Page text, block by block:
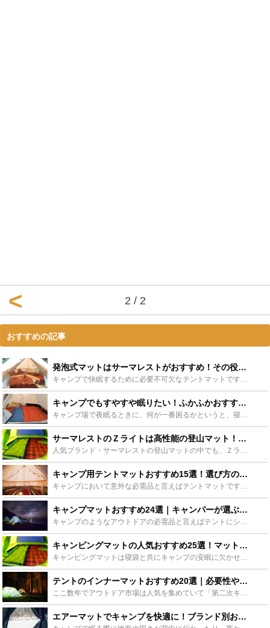
2 / 2
おすすめの記事
発泡式マットはサーマレストがおすすめ！その役割やメリット、人気のZライトソルも！ - Leisurego(レジャーゴー)
キャンプで快眠するために必要不可欠なテントマットですが、発泡式マットを使うならサーマレストがおすすめです。テントマットの2大役割である凸凹対策と断熱を十分に備えているものは他にありません。「初心者は...
キャンプでもすやすや眠りたい！ふかふかおすすめエアマットを紹介します！ - Leisurego(レジャーゴー)
キャンプ場で夜眠るときに、何が一番困るかというと、寝心地です。体の下に石や凹凸があるとなかなか眠れず、疲れも取れません。今回紹介するのは、そんなゴツゴツした地面で寝るときの必需品、エアマットです。エ...
サーマレストのＺライトは高性能の登山マット！類似モデルとの比較も - Leisurego(レジャーゴー)
人気ブランド・サーマレストの登山マットの中でも、Ｚライトソルは特にキャンパーや登山家の支持を集めています。キャンプ泊に欠かせない使いやすさと、安心の断熱性を両立しているからです。そこで、今回は、サー...
キャンプ用テントマットおすすめ15選！選び方のポイントも徹底解説 - Leisurego(レジャーゴー)
キャンプにおいて意外な必需品と言えばテントマットです。キャンプの快適さを左右する寝心地はテントマット選びで大きく変わってきます。そこで今回はテントマットの重要性や選び方のポイントを分かりやすく説明す...
キャンプマットおすすめ24選｜キャンパーが選ぶ快適な人気アイテムをチェック！ - Leisurego(レジャーゴー)
キャンプのようなアウトドアの必需品と言えばテントにシュラフ（寝袋）ですよね。そして忘れてはいけないのがマットなんです。マットが有るのと無いのではキャンプにおける快適性や満足度が全然変わってくるんです...
キャンピングマットの人気おすすめ25選！マットの種類や選び方もご紹介！ - Leisurego(レジャーゴー)
キャンピングマットは寝袋と共にキャンプの安眠に欠かせません。しかしいざ選ぼうとすると銀マットにインフレーターマットなど種類があってどれがいいのか迷ってしまいます。今回はそのキャンピングマットの種類や...
テントのインナーマットおすすめ20選｜必要性や選び方をチェックして快適さを手に入れよう！ - Leisurego(レジャーゴー)
ここ数年でアウトドア市場は人気を集めていて「第二次キャンプブーム」とも呼ばれるほどです。せっかく忙しい日常から離れるなら、より快適に過ごすためにおすすめしたいのが、テントのインナーマットです。テント...
エアーマットでキャンプを快適に！ブランド別おすすめ15選！ - Leisurego(レジャーゴー)